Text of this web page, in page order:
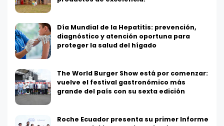
Día Mundial de la Hepatitis: prevención,
diagnóstico y atención oportuna para
proteger la salud del hígado
The World Burger Show está por comenzar:
vuelve el festival gastronómico más
grande del país con su sexta edición
Roche Ecuador presenta su primer Informe